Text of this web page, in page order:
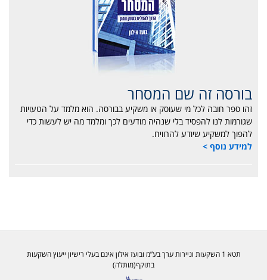
בורסה זה שם המסחר
זהו ספר חובה לכל מי שעוסק או משקיע בבורסה. הוא מלמד על הטעויות
שגורמות לנו להפסיד בלי שנהיה מודעים לכך ומלמד מה יש לעשות כדי
להפוך למשקיע שיודע להרוויח.
למידע נוסף >
תטא 1 השקעות וניירות ערך בע”מ ובועז אילון אינם בעלי רישיון ייעוץ השקעות
בתוקף(מותלה)